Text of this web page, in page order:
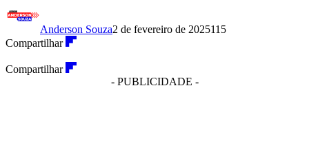
Anderson Souza2 de fevereiro de 2025115
Compartilhar
Compartilhar
- PUBLICIDADE -